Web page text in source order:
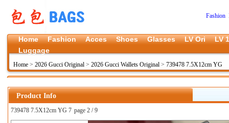
Fashion
Home Fashion Acces Shoes Glasses LV Ori
LV
Luggage
Home > 2026 Gucci Original > 2026 Gucci Wallets Original > 739478 7.5X12cm YG
Product Info
739478 7.5X12cm YG 7 page 2 / 9